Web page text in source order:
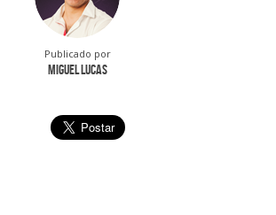
Publicado por
Miguel Lucas